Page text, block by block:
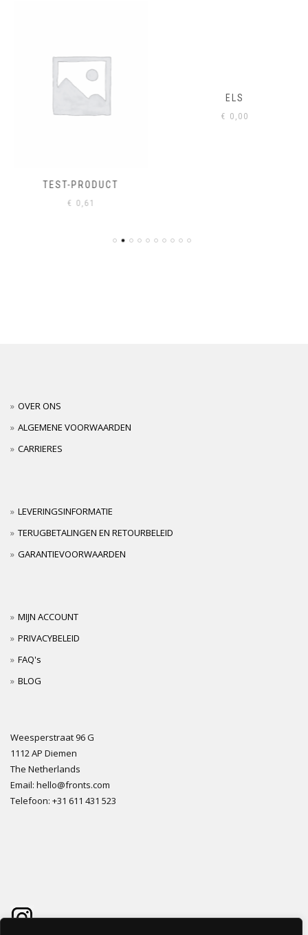
TEST-PRODUCT
€0,61
ELS
€0,00
OVER ONS
ALGEMENE VOORWAARDEN
CARRIERES
LEVERINGSINFORMATIE
TERUGBETALINGEN EN RETOURBELEID
GARANTIEVOORWAARDEN
MIJN ACCOUNT
PRIVACYBELEID
FAQ's
BLOG
Weesperstraat 96 G
1112 AP Diemen
The Netherlands
Email: hello@fronts.com
Telefoon: +31 611 431 523